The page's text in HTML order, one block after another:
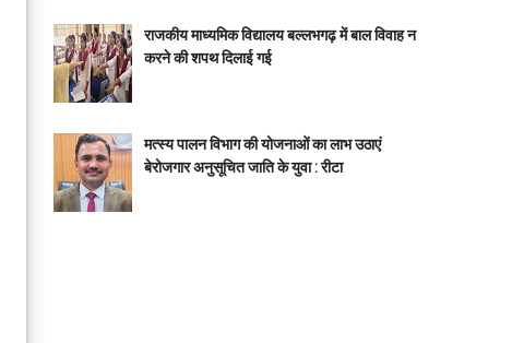
राजकीय माध्यमिक विद्यालय बल्लभगढ़ में बाल विवाह न
करने की शपथ दिलाई गई
मत्स्य पालन विभाग की योजनाओं का लाभ उठाएं
बेरोजगार अनुसूचित जाति के युवा : रीटा